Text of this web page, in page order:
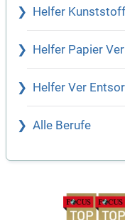
Helfer
Helfer Papier
Helfer Ver
Alle Berufe